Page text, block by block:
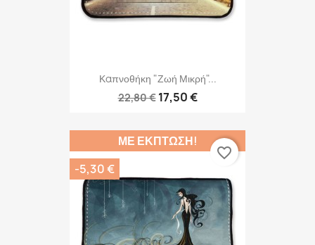
Καπνοθήκη "Ζωή Μικρή"...
22,80 € 17,50 €
ΜΕ ΈΚΠΤΩΣΗ!
-5,30 €
favorite_border